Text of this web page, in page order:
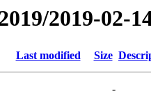
2019-
Last modified Size
-